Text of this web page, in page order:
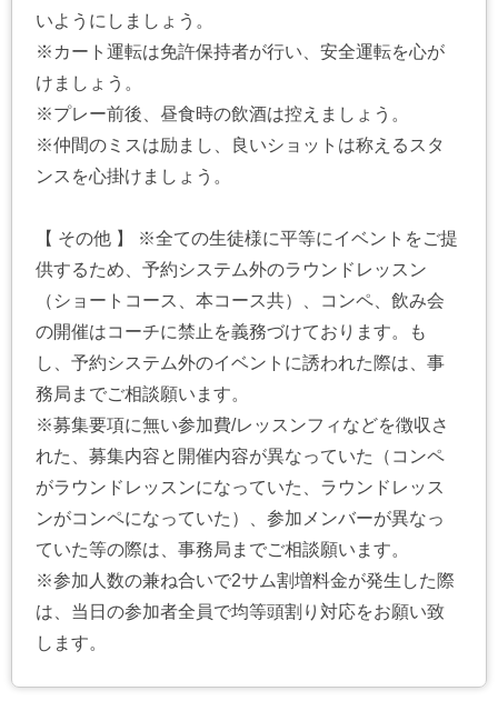
いようにしましょう。
※カート運転は免許保持者が行い、安全運転を心が
けましょう。
※プレー前後、昼食時の飲酒は控えましょう。
※仲間のミスは励まし、良いショットは称えるスタ
ンスを心掛けましょう。
【 その他 】 ※全ての生徒様に平等にイベントをご提
供するため、予約システム外のラウンドレッスン
（ショートコース、本コース共）、コンペ、飲み会
の開催はコーチに禁止を義務づけております。も
し、予約システム外のイベントに誘われた際は、事
務局までご相談願います。
※募集要項に無い参加費/レッスンフィなどを徴収さ
れた、募集内容と開催内容が異なっていた（コンペ
がラウンドレッスンになっていた、ラウンドレッス
ンがコンペになっていた）、参加メンバーが異なっ
ていた等の際は、事務局までご相談願います。
※参加人数の兼ね合いで2サム割増料金が発生した際
は、当日の参加者全員で均等頭割り対応をお願い致
します。